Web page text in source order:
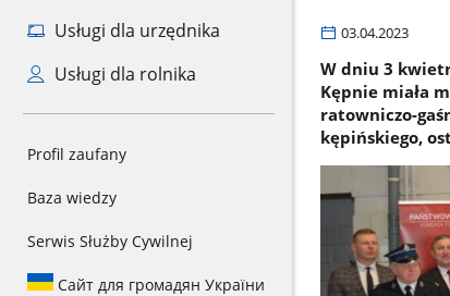
Usługi dla urzędnika
Usługi dla rolnika
Profil zaufany
Baza wiedzy
Serwis Służby Cywilnej
Сайт для громадян України
03.04.2023
W dniu 3
Kępnie miała
ratowniczo-
kępińskiego,